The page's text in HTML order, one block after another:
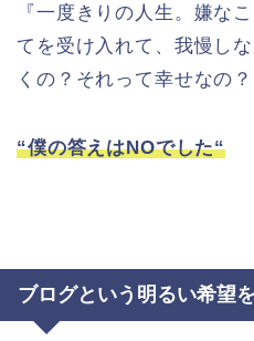
『一度きりの人生。嫌な
てを受け入れて、我慢し
くの？それって幸せなの？
“僕の答えはNOでした“
ブログという明るい希望